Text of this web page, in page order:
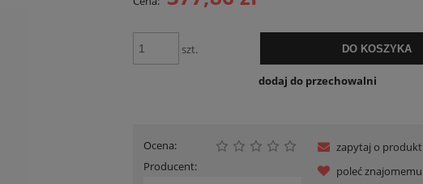
szt. DO KOSZYKA
dodaj do przechowalni
Ocena:
Producent:
zapytaj o produkt
poleć znajomemu